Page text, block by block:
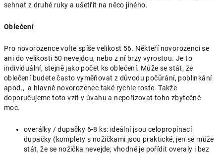
sehnat z druhé ruky a ušetřit na něco jiného.
Oblečení
Pro novorozence volte spíše velikost 56. Někteří novorozenci se
ani do velikosti 50 nevejdou, nebo z ní brzy vyrostou. Je to
individuální, stejně jako počet ks oblečení. Může se stát, že
oblečení budete často vyměňovat z důvodu počůrání, poblinkání
apod., a hlavně novorozenec také rychle roste. Takže
doporučujeme toto vzít v úvahu a nepořizovat toho zbytečně
moc.
overálky / dupačky 6-8 ks: ideální jsou celopropínací
dupačky (komplety s nožičkami jsou praktické, jen se může
stát, že se nožička nevejde; vhodné je pořídit overaly i bez